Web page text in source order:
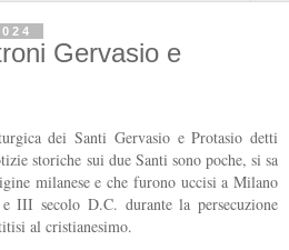
Gervasio e
dei Santi Gervasio e Protasio detti
storiche sui due Santi sono poche, si sa
milanese e che furono uccisi a Milano
secolo D.C. durante la persecuzione
al cristianesimo.